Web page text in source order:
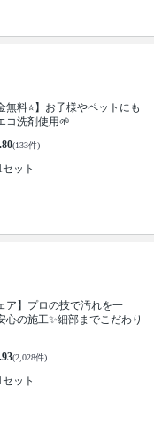
無料⭐️】お子様やペットにも
コ洗剤使用🌱
(133件)
セット
ア】プロの技で汚れを一
心の施工✨細部までこだわり
(2,028件)
セット